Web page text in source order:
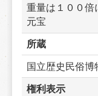
重量は１００倍
元宝
所蔵
国立歴史民俗博
権利表示